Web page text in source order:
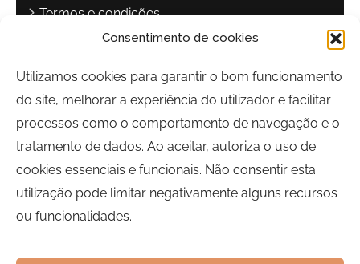
Consentimento de cookies
Utilizamos cookies para garantir o bom funcionamento
do site, melhorar a experiência do utilizador e facilitar
processos como o comportamento de navegação e o
tratamento de dados. Ao aceitar, autoriza o uso de
cookies essenciais e funcionais. Não consentir esta
utilização pode limitar negativamente alguns recursos
ou funcionalidades.
Termos e condições
Política de privacidade
Contactos
Largo Sebastião Martins Mestre
8700-349, Olhão, Portugal
Horário:Segunda a Sexta-feira | 09h00 às 17h00